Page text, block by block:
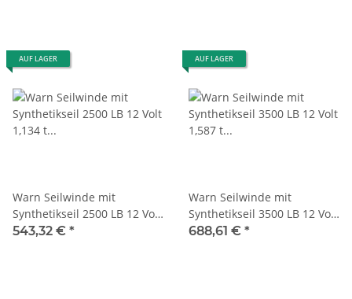
AUF LAGER
Warn Seilwinde mit
Synthetikseil 2500 LB 12 Volt
1,134 t Zugkraft
543,32 € *
AUF LAGER
Warn Seilwinde mit
Synthetikseil 3500 LB 12 Volt
1,587 t Zugkraft
688,61 € *